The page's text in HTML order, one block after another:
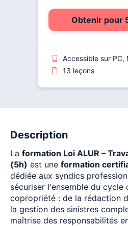
Obtenir pour
Accessible sur PC,
13 leçons
Description
La formation Loi ALUR –
(5h) est une formation
dédiée aux syndics
sécuriser l'ensemble du cycle
copropriété : de la rédaction
la gestion des sinistres
maîtrise des responsabilités